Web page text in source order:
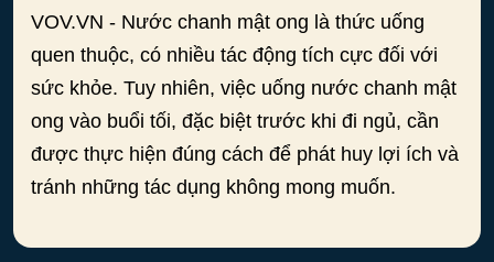
VOV.VN - Nước chanh mật ong là thức uống
quen thuộc, có nhiều tác động tích cực đối với
sức khỏe. Tuy nhiên, việc uống nước chanh mật
ong vào buổi tối, đặc biệt trước khi đi ngủ, cần
được thực hiện đúng cách để phát huy lợi ích và
tránh những tác dụng không mong muốn.